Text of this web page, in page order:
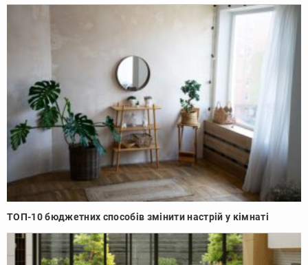
ТОП-10 бюджетних способів змінити настрій у кімнаті